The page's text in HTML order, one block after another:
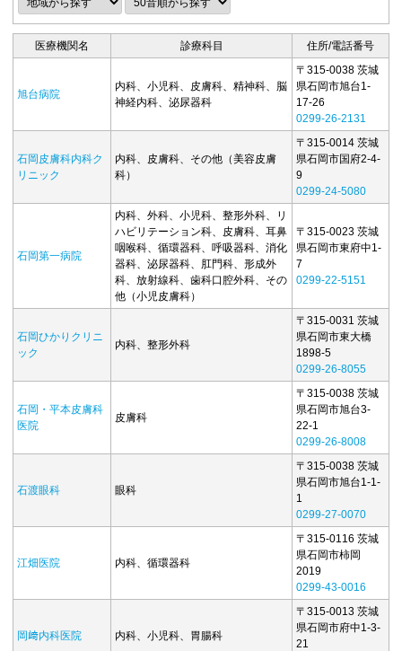
医療機関名 診療科目 住所/電話番号
旭台病院
内科、小児科、皮膚科、精神科、脳
神経内科、泌尿器科
〒315-0038 茨城
県石岡市旭台1-
17-26
0299-26-2131
石岡皮膚科内科ク
リニック
内科、皮膚科、その他（美容皮膚
科）
〒315-0014 茨城
県石岡市国府2-4-
9
0299-24-5080
石岡第一病院
内科、外科、小児科、整形外科、リ
ハビリテーション科、皮膚科、耳鼻
咽喉科、循環器科、呼吸器科、消化
器科、泌尿器科、肛門科、形成外
科、放射線科、歯科口腔外科、その
他（小児皮膚科）
〒315-0023 茨城
県石岡市東府中1-
7
0299-22-5151
石岡ひかりクリニ
ック
内科、整形外科
〒315-0031 茨城
県石岡市東大橋
1898-5
0299-26-8055
石岡・平本皮膚科
医院
皮膚科
〒315-0038 茨城
県石岡市旭台3-
22-1
0299-26-8008
石渡眼科 眼科
〒315-0038 茨城
県石岡市旭台1-1-
1
0299-27-0070
江畑医院 内科、循環器科
〒315-0116 茨城
県石岡市柿岡
2019
0299-43-0016
岡﨑内科医院 内科、小児科、胃腸科
〒315-0013 茨城
県石岡市府中1-3-
21